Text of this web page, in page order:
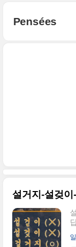
Pensées
설거지-설겆이